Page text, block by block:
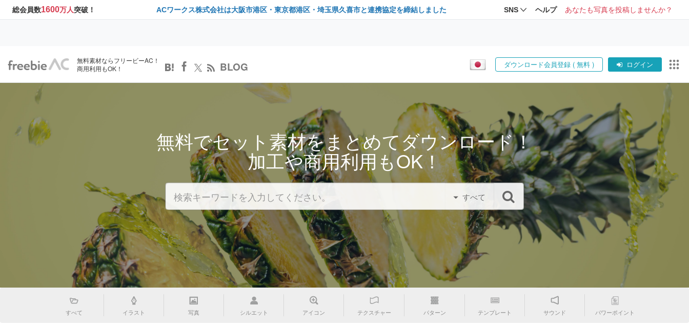
総会員数1600万人突破！ ACワークス株式会社は大阪市港区・東京都港区・埼玉県久喜市と連携協定を締結しました SNS ヘルプ あなたも写真を投稿しませんか？
無料素材ならフリービーAC！
商用利用もOK！
BLOG ダウンロード会員登録 ( 無料 ) ログイン
無料でセット素材をまとめてダウンロード！
加工や商用利用もOK！
すべて
すべて イラスト 写真 シルエット アイコン テクスチャー パターン テンプレート サウンド パワーポイント